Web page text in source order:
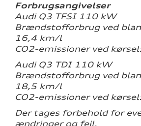
Forbrugsangivelser
Audi Q3 TFSI 110 kW
Brændstofforbrug ved
16,4 km/l
CO2-emissioner ved
Audi Q3 TDI 110 kW
Brændstofforbrug ved
18,5 km/l
CO2-emissioner ved
Der tages forbehold for
ændringer og fejl.